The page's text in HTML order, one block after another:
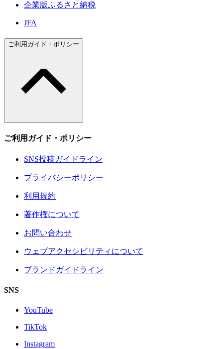
企業版ふるさと納税
JFA
ご利用ガイド・ポリシー
ご利用ガイド・ポリシー
SNS投稿ガイドライン
プライバシーポリシー
利用規約
著作権について
お問い合わせ
ウェブアクセシビリティについて
ブランドガイドライン
SNS
YouTube
TikTok
Instagram